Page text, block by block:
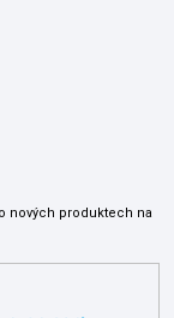
nových produktech na